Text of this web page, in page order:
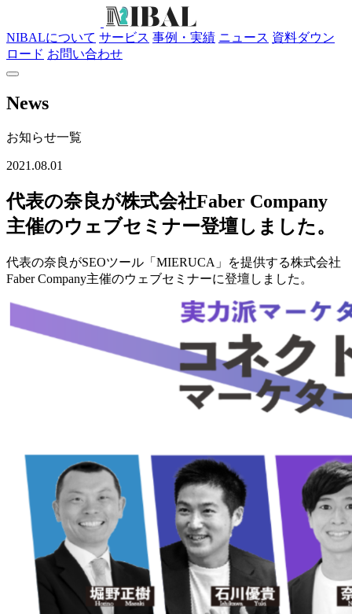
NIBALについて サービス 事例・実績 ニュース 資料ダウン
ロード お問い合わせ
News
お知らせ一覧
2021.08.01
代表の奈良が株式会社Faber Company
主催のウェブセミナー登壇しました。
代表の奈良がSEOツール「MIERUCA」を提供する株式会社
Faber Company主催のウェブセミナーに登壇しました。